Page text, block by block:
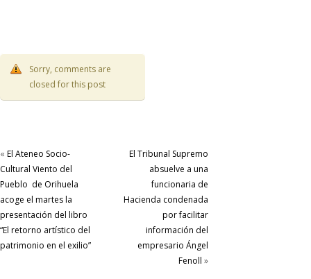
Sorry, comments are
closed for this post
« El Ateneo Socio-
Cultural Viento del
Pueblo de Orihuela
acoge el martes la
presentación del libro
“El retorno artístico del
patrimonio en el exilio”
El Tribunal Supremo
absuelve a una
funcionaria de
Hacienda condenada
por facilitar
información del
empresario Ángel
Fenoll »